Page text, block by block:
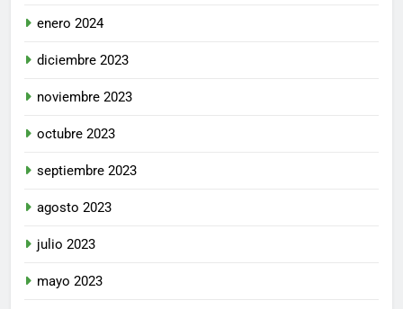
enero 2024
diciembre 2023
noviembre 2023
octubre 2023
septiembre 2023
agosto 2023
julio 2023
mayo 2023